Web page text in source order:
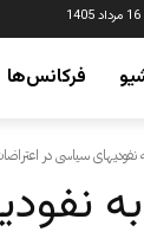
فرکانس‌ها
سیاسی در